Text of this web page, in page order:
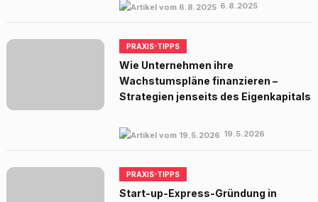
6.8.2025
PRAXIS-TIPPS
Wie Unternehmen ihre
Wachstumspläne finanzieren –
Strategien jenseits des Eigenkapitals
19.5.2026
PRAXIS-TIPPS
Start-up-Express-Gründung in